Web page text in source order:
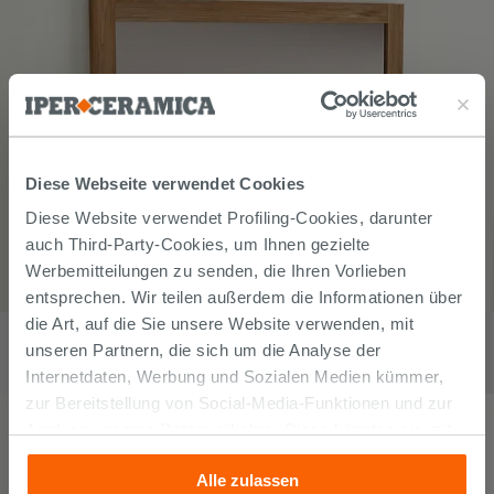
Diese Webseite verwendet Cookies
Diese Website verwendet Profiling-Cookies, darunter
auch Third-Party-Cookies, um Ihnen gezielte
Werbemitteilungen zu senden, die Ihren Vorlieben
entsprechen. Wir teilen außerdem die Informationen über
die Art, auf die Sie unsere Website verwenden, mit
unseren Partnern, die sich um die Analyse der
Internetdaten, Werbung und Sozialen Medien kümmer,
zur Bereitstellung von Social-Media-Funktionen und zur
anderen Informationen, die Sie ihnen geliefert haben oder
die sie aufgrund Ihrer Verwendung ihrer Dienste
Alle zulassen
Badspiegel LOMBOK 100x70 cm mit Rahmen aus Massivholz
Natur Teak
304,90€ / stk